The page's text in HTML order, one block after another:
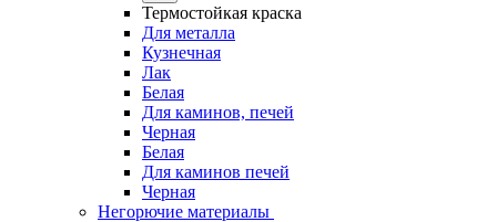
Термостойкая краска
Для металла
Кузнечная
Лак
Белая
Для каминов, печей
Черная
Белая
Для каминов печей
Черная
Негорючие материалы